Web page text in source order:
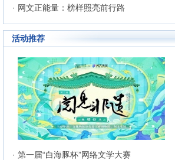
立起极高声望。 历经十二年的风
雨，晋江文学城已经从一个简单的
文学爱好者的集散地快速且稳健地
成长为行业内的翘楚，为1300万
来自不同地区和国家的注册用户突
破地区、种族、语言和国家的障碍
聚集在这里的网络文学同好们构建
起创作交流与沟通的平台。
· 网文正能量：榜样照亮前行路
活动推荐
· 第一届“白海豚杯”网络文学大赛